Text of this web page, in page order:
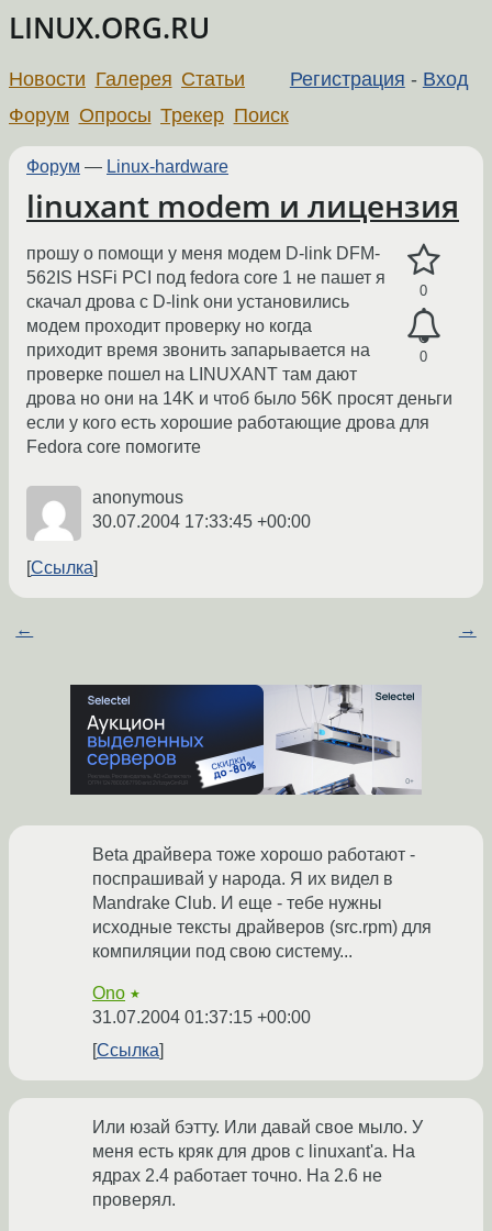
LINUX.ORG.RU
Регистрация - Вход
Новости Галерея Статьи
Форум Опросы Трекер Поиск
Форум — Linux-hardware
linuxant modem и лицензия
0
0
прошу о помощи у меня модем D-link DFM-
562IS HSFi PCI под fedora core 1 не пашет я
скачал дрова с D-link они установились
модем проходит проверку но когда
приходит время звонить запарывается на
проверке пошел на LINUXANT там дают
дрова но они на 14K и чтоб было 56K просят деньги
если у кого есть хорошие работающие дрова для
Fedora core помогите
anonymous
30.07.2004 17:33:45 +00:00
Ссылка
← →
Beta драйвера тоже хорошо работают -
поспрашивай у народа. Я их видел в
Mandrake Club. И еще - тебе нужны
исходные тексты драйверов (src.rpm) для
компиляции под свою систему...
Ono ★
31.07.2004 01:37:15 +00:00
Ссылка
Или юзай бэтту. Или давай свое мыло. У
меня есть кряк для дров с linuxant'a. На
ядрах 2.4 работает точно. На 2.6 не
проверял.